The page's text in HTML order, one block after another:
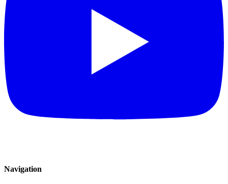
Navigation